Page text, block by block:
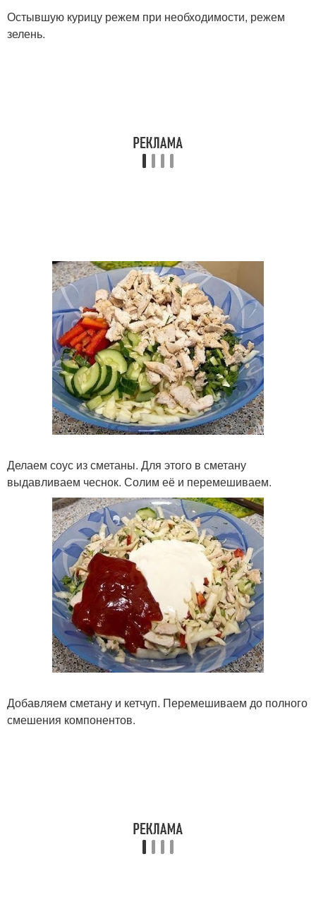
Остывшую курицу режем при необходимости, режем
зелень.
Делаем соус из сметаны. Для этого в сметану
выдавливаем чеснок. Солим её и перемешиваем.
Добавляем сметану и кетчуп. Перемешиваем до полного
смешения компонентов.